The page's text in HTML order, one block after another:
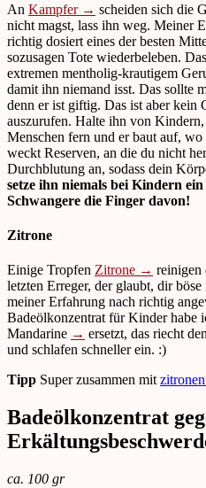
An Kampfer → scheiden sich die
nicht magst, lass ihn weg. Meiner
richtig dosiert eines der besten
sozusagen Tote wiederbeleben.
extremen mentholig-krautigem
damit ihn niemand isst. Das sollte
denn er ist giftig. Das ist aber kein
auszurufen. Halte ihn von
Menschen fern und er baut auf,
weckt Reserven, an die du nicht
Durchblutung an, sodass dein
setze ihn niemals bei Kindern
Schwangere die Finger davon!
Zitrone
Einige Tropfen Zitrone → reinigen
letzten Erreger, der glaubt, dir
meiner Erfahrung nach richtig
Badeölkonzentrat für Kinder habe
Mandarine → ersetzt, das riecht
und schlafen schneller ein. :)
Tipp Super zusammen mit
Badeölkonzentrat
ca. 100 gr